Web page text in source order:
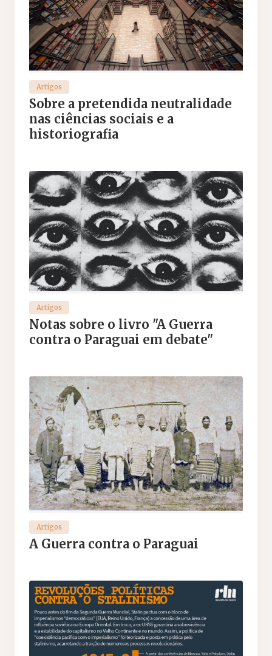
Artigos
Sobre a pretendida neutralidade
nas ciências sociais e a
historiografia
Artigos
Notas sobre o livro "A Guerra
contra o Paraguai em debate"
Artigos
A Guerra contra o Paraguai